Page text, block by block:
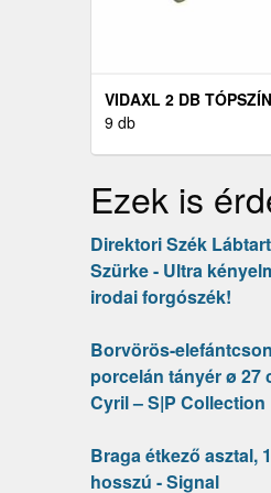
VIDAXL 2 DB
SZÖVET SZÉKPÁRNA
9 db
Ezek is
Direktori Szék
Szürke - Ultra
irodai forgószék!
Borvörös-
porcelán tányér ø 27
Cyril – S|P Collection
Braga étkező asztal,
hosszú - Signal